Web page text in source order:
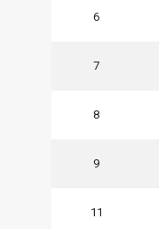
6
7
8
9
11